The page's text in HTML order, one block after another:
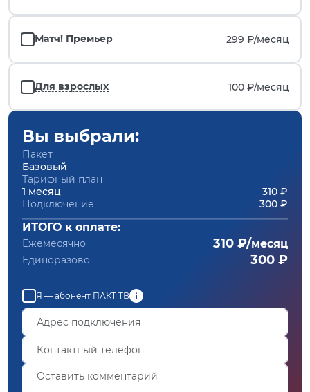
Матч! Премьер 299 ₽/месяц
Для взрослых 100 ₽/месяц
Вы выбрали:
Пакет
Базовый
Тарифный план
1 месяц
310 ₽
Подключение
300 ₽
ИТОГО к оплате:
Ежемесячно 310 ₽/месяц
Единоразово 300 ₽
Я — абонент ПАКТ ТВ